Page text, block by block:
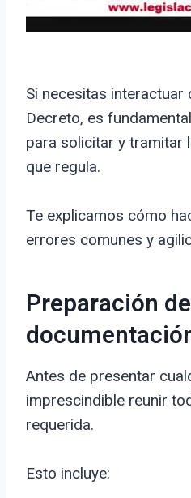
Si necesitas interactuar
Decreto, es
para solicitar y tramitar
que regula.
Te explicamos cómo
errores comunes y
Preparación
Antes de presentar
imprescindible reunir
requerida.
Esto incluye: